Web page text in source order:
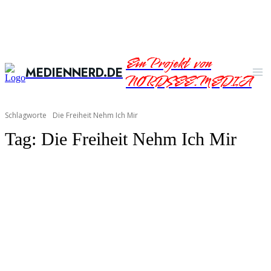
MEDIENNERD.DEEin Projekt von
NORDSEE.MEDIA
Schlagworte Die Freiheit Nehm Ich Mir
Tag: Die Freiheit Nehm Ich Mir